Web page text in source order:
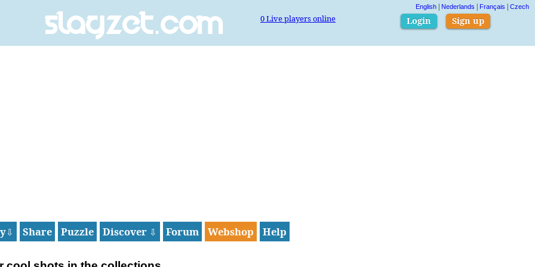
Slagzet.com 0Live players online Login Sign up
⇩ Share Puzzle Discover ⇩ Forum Webshop Help
English Nederlands Français Czech